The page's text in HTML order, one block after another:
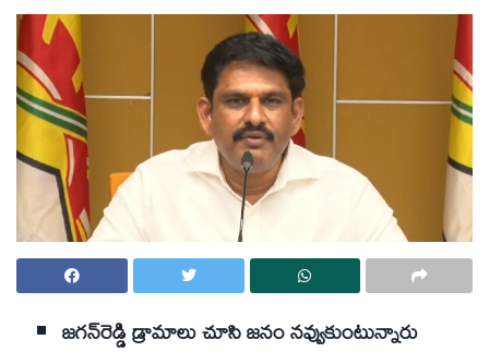
జగన్‌రెడ్డి డ్రామాలు చూసి జనం నవ్వుకుంటున్నారు